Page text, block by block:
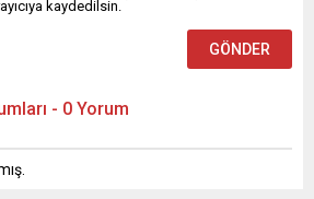
kaydedilsin.
- 0 Yorum